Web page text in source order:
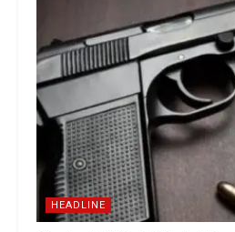
HEADLINE